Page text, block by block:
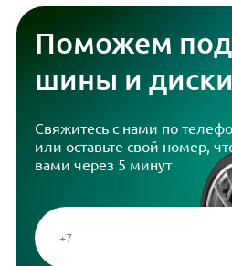
Поможем
шины и диски
Свяжитесь с нами по
или оставьте свой номер,
вами через 5 минут